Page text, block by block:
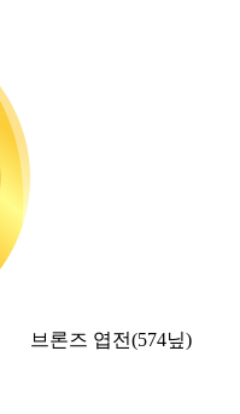
브론즈 엽전(574닢)